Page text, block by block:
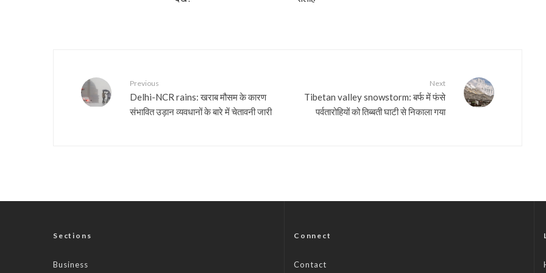
Previous
Delhi-NCR rains: खराब मौसम के कारण
संभावित उड़ान व्यवधानों के बारे में चेतावनी जारी
Next
Tibetan valley snowstorm: बर्फ में फंसे
पर्वतारोहियों को तिब्बती घाटी से निकाला गया
Sections
Business
Connect
Contact